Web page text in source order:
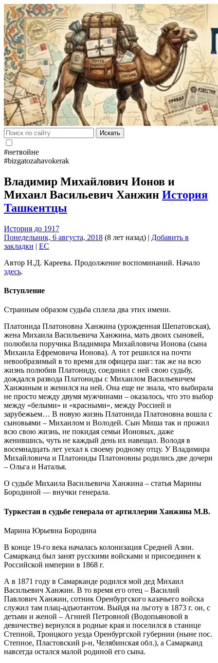
Искать
#нетвойне
#bizgatozahavokerak
Владимир Михайлович Ионов и
Михаил Васильевич Ханжин История
Ташкентцы
История до 1917
Понедельник, 6 августа, 2018 (8 лет назад) | Добавить в
закладки | EC
Автор Н.Д. Кареева. Продолжение воспоминаний. Начало
здесь.
Вступление
Странным образом судьба сплела два этих имени.
Платонида Платоновна Ханжина (урожденная Шепатовская),
жена Михаила Васильевича Ханжина, мать двоих сыновей,
полюбила поручика Владимира Михайловича Ионова (сына
Михаила Ефремовича Ионова). А тот решился на почти
невообразимый в то время для офицера шаг: так же на всю
жизнь полюбив Платониду, соединил с ней свою судьбу,
дождался развода Платониды с Михаилом Васильевичем
Ханжиным и женился на ней. Она еще не знала, что выбирала
не просто между двумя мужчинами – оказалось, что это выбор
между «белыми» и «красными», между Россией и
зарубежьем… В новую жизнь Платонида Платоновна вошла с
сыновьями – Михаилом и Володей. Сын Миша так и прожил
всю свою жизнь, не покидая семьи Ионовых, даже
женившись, чуть не каждый день их навещал. Володя в
восемнадцать лет уехал к своему родному отцу. У Владимира
Михайловича и Платониды Платоновны родились две дочери
– Ольга и Наталья.
О судьбе Михаила Васильевича Ханжина – статья Марины
Бородиной — внучки генерала.
Туркестан в судьбе генерала от артиллерии Ханжина М.В.
Марина Юрьевна Бородина
В конце 19-го века началась колонизация Средней Азии.
Самарканд был занят русскими войсками и присоединен к
Российской империи в 1868 г.
А в 1871 году в Самарканде родился мой дед Михаил
Васильевич Ханжин. В то время его отец – Василий
Павлович Ханжин, сотник Оренбургского казачьего войска
служил там плац-адъютантом. Выйдя на льготу в 1873 г. он, с
детьми и женой – Агнией Петровной (Водопьяновой в
девичестве) вернулся в родные края и поселился в станице
Степной, Троицкого уезда Оренбургской губернии (ныне пос.
Степное, Пластовский р-н, Челябинская обл.), а Самарканд
навсегда остался малой родиной его сына.